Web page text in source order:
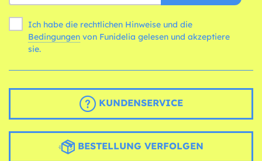
Ich habe die rechtlichen Hinweise und die
Bedingungen
sie.
KUNDENSERVICE
BESTELLUNG VERFOLGEN